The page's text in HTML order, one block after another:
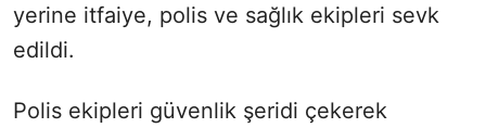
yerine itfaiye, polis ve sağlık ekipleri sevk
edildi.
Polis ekipleri güvenlik şeridi çekerek